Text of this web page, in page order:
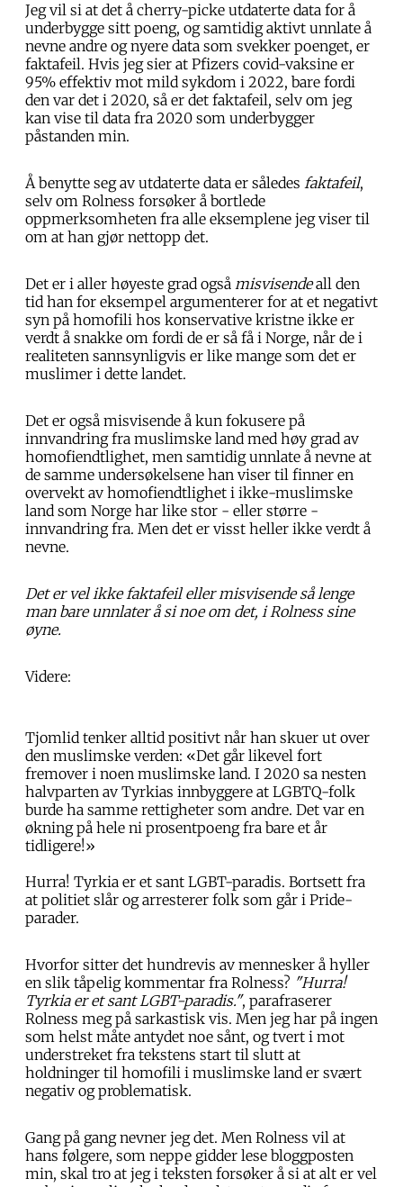
Jeg vil si at det å cherry-picke utdaterte data for å
underbygge sitt poeng, og samtidig aktivt unnlate å
nevne andre og nyere data som svekker poenget, er
faktafeil. Hvis jeg sier at Pfizers covid-vaksine er
95% effektiv mot mild sykdom i 2022, bare fordi
den var det i 2020, så er det faktafeil, selv om jeg
kan vise til data fra 2020 som underbygger
påstanden min.
Å benytte seg av utdaterte data er således faktafeil,
selv om Rolness forsøker å bortlede
oppmerksomheten fra alle eksemplene jeg viser til
om at han gjør nettopp det.
Det er i aller høyeste grad også misvisendeall den
tid han for eksempel argumenterer for at et negativt
syn på homofili hos konservative kristne ikke er
verdt å snakke om fordi de er så få i Norge, når de i
realiteten sannsynligvis er like mange som det er
muslimer i dette landet.
Det er også misvisende å kun fokusere på
innvandring fra muslimske land med høy grad av
homofiendtlighet, men samtidig unnlate å nevne at
de samme undersøkelsene han viser til finner en
overvekt av homofiendtlighet i ikke-muslimske
land som Norge har like stor - eller større -
innvandring fra. Men det er visst heller ikke verdt å
nevne.
Det er vel ikke faktafeil eller misvisende så lenge
man bare unnlater å si noe om det, i Rolness sine
øyne.
Videre:
Tjomlid tenker alltid positivt når han skuer ut over
den muslimske verden: «Det går likevel fort
fremover i noen muslimske land. I 2020 sa nesten
halvparten av Tyrkias innbyggere at LGBTQ-folk
burde ha samme rettigheter som andre. Det var en
økning på hele ni prosentpoeng fra bare et år
tidligere!»
Hurra! Tyrkia er et sant LGBT-paradis. Bortsett fra
at politiet slår og arresterer folk som går i Pride-
parader.
Hvorfor sitter det hundrevis av mennesker å hyller
en slik tåpelig kommentar fra Rolness? "Hurra!
Tyrkia er et sant LGBT-paradis.", parafraserer
Rolness meg på sarkastisk vis. Men jeg har på ingen
som helst måte antydet noe sånt, og tvert i mot
understreket fra tekstens start til slutt at
holdninger til homofili i muslimske land er svært
negativ og problematisk.
Gang på gang nevner jeg det. Men Rolness vil at
hans følgere, som neppe gidder lese bloggposten
min, skal tro at jeg i teksten forsøker å si at alt er vel